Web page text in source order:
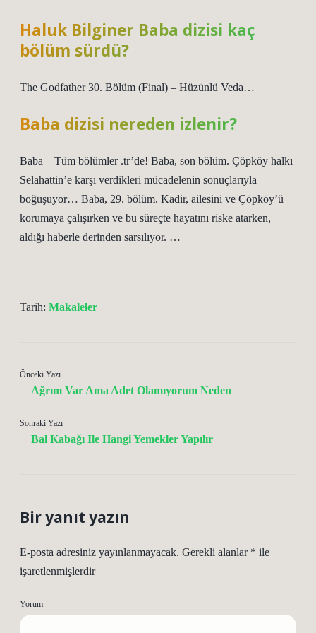
Haluk Bilginer Baba dizisi kaç
bölüm sürdü?
The Godfather 30. Bölüm (Final) – Hüzünlü Veda…
Baba dizisi nereden izlenir?
Baba – Tüm bölümler .tr’de! Baba, son bölüm. Çöpköy halkı
Selahattin’e karşı verdikleri mücadelenin sonuçlarıyla
boğuşuyor… Baba, 29. bölüm. Kadir, ailesini ve Çöpköy’ü
korumaya çalışırken ve bu süreçte hayatını riske atarken,
aldığı haberle derinden sarsılıyor. …
Tarih: Makaleler
Önceki Yazı
Ağrım Var Ama Adet Olamıyorum Neden
Sonraki Yazı
Bal Kabağı Ile Hangi Yemekler Yapılır
Bir yanıt yazın
E-posta adresiniz yayınlanmayacak. Gerekli alanlar * ile
işaretlenmişlerdir
Yorum